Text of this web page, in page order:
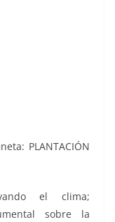
PLANTACIÓN
el clima;
sobre la